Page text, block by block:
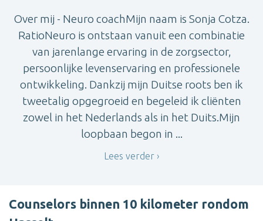
Over mij - Neuro coachMijn naam is Sonja Cotza.
RatioNeuro is ontstaan vanuit een combinatie
van jarenlange ervaring in de zorgsector,
persoonlijke levenservaring en professionele
ontwikkeling. Dankzij mijn Duitse roots ben ik
tweetalig opgegroeid en begeleid ik cliënten
zowel in het Nederlands als in het Duits.Mijn
loopbaan begon in ...
Lees verder
Counselors binnen 10 kilometer rondom